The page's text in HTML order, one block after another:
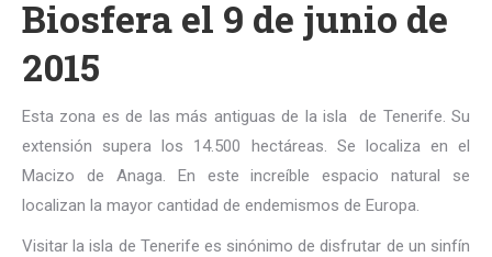
Biosfera el 9 de junio de
2015
Esta zona es de las más antiguas de la isla de Tenerife. Su
extensión supera los 14.500 hectáreas. Se localiza en el
Macizo de Anaga. En este increíble espacio natural se
localizan la mayor cantidad de endemismos de Europa.
Visitar la isla de Tenerife es sinónimo de disfrutar de un sinfín